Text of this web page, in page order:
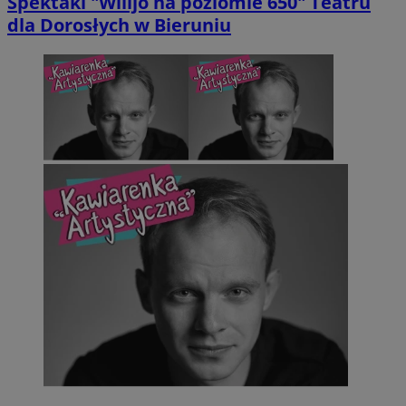
dla Dorosłych w Bieruniu